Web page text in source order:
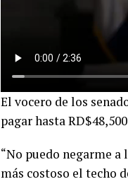
El vocero de los
pagar hasta
“No puedo negarme
más costoso el techo